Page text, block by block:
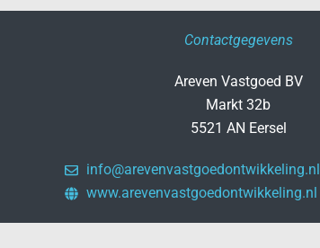
Contactgegevens
Areven Vastgoed BV
Markt 32b
5521 AN Eersel
info@arevenvastgoedontwikkeling.nl
www.arevenvastgoedontwikkeling.nl